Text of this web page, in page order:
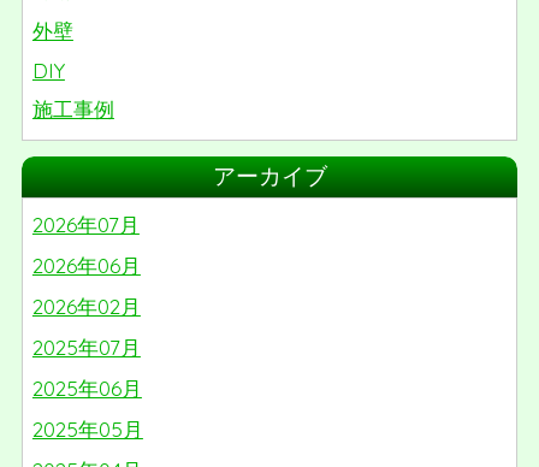
外壁
DIY
施工事例
リノベーション
屋根
番外編
アーカイブ
2026年07月
2026年06月
2026年02月
2025年07月
2025年06月
2025年05月